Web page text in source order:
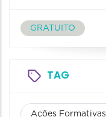
GRATUITO
TAG
Ações Formativas